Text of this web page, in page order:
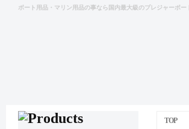
ボート用品・マリン用品の事なら国内最大級のプレジャーボ
TOP